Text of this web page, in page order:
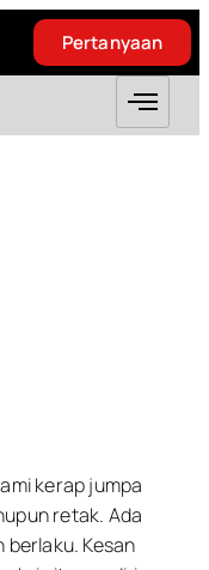
Pertanyaan
kerap jumpa
retak. Ada
Kesan